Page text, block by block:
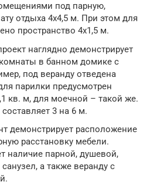
под парную,
отдыха 4х4,5 м. При этом для
пространство 4х1,5 м.
наглядно демонстрирует
в банном домике с
под веранду отведена
парилки предусмотрен
кв. м, для моечной – такой же.
3 на 6 м.
демонстрирует расположение
расстановку мебели.
наличие парной, душевой,
а также веранду с